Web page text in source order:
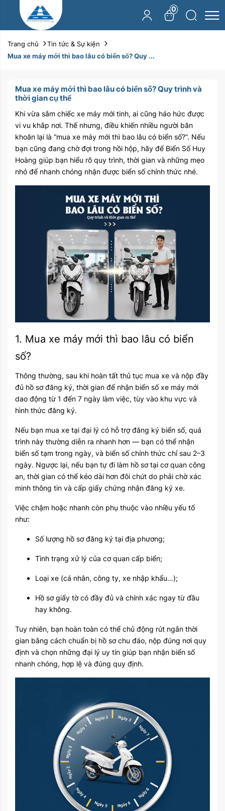
0
Trang chủ
Tin tức & Sự kiện
Mua xe máy mới thì bao lâu có biển số? Quy ...
Mua xe máy mới thì bao lâu có biển số? Quy trình và
thời gian cụ thể
Khi vừa sắm chiếc xe máy mới tinh, ai cũng háo hức được
vi vu khắp nơi. Thế nhưng, điều khiến nhiều người băn
khoăn lại là “mua xe máy mới thì bao lâu có biển số?”. Nếu
bạn cũng đang chờ đợi trong hồi hộp, hãy để Biển Số Huy
Hoàng giúp bạn hiểu rõ quy trình, thời gian và những mẹo
nhỏ để nhanh chóng nhận được biển số chính thức nhé.
1. Mua xe máy mới thì bao lâu có biển
số?
Thông thường, sau khi hoàn tất thủ tục mua xe và nộp đầy
đủ hồ sơ đăng ký, thời gian để nhận biển số xe máy mới
dao động từ 1 đến 7 ngày làm việc, tùy vào khu vực và
hình thức đăng ký.
Nếu bạn mua xe tại đại lý có hỗ trợ đăng ký biển số, quá
trình này thường diễn ra nhanh hơn — bạn có thể nhận
biển số tạm trong ngày, và biển số chính thức chỉ sau 2–3
ngày. Ngược lại, nếu bạn tự đi làm hồ sơ tại cơ quan công
an, thời gian có thể kéo dài hơn đôi chút do phải chờ xác
minh thông tin và cấp giấy chứng nhận đăng ký xe.
Việc chậm hoặc nhanh còn phụ thuộc vào nhiều yếu tố
như:
Số lượng hồ sơ đăng ký tại địa phương;
Tình trạng xử lý của cơ quan cấp biển;
Loại xe (cá nhân, công ty, xe nhập khẩu…);
Hồ sơ giấy tờ có đầy đủ và chính xác ngay từ đầu
hay không.
Tuy nhiên, bạn hoàn toàn có thể chủ động rút ngắn thời
gian bằng cách chuẩn bị hồ sơ chu đáo, nộp đúng nơi quy
định và chọn những đại lý uy tín giúp bạn nhận biển số
nhanh chóng, hợp lệ và đúng quy định.